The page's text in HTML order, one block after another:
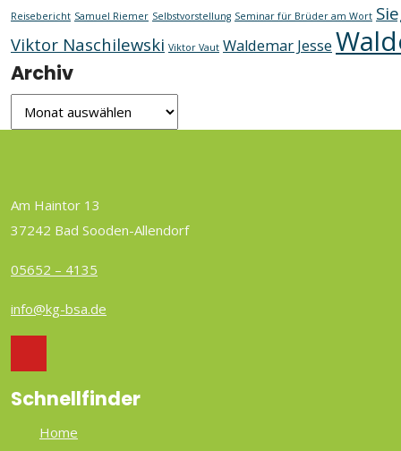
Reisebericht Samuel Riemer Selbstvorstellung Seminar für Brüder am Wort
Viktor Naschilewski Viktor Vaut Waldemar Jesse
Archiv
Archiv
Am Haintor 13
37242 Bad Sooden-Allendorf
05652 – 4135
info@kg-bsa.de
Schnellfinder
Home